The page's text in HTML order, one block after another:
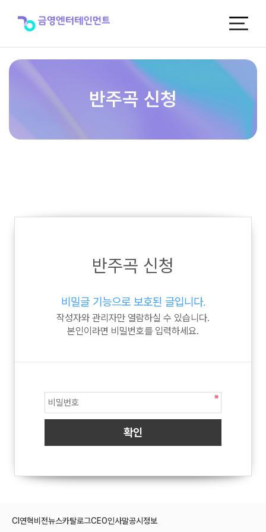
반주곡 신청
반주곡 신청
비밀글 기능으로 보호된 글입니다.
작성자와 관리자만 열람하실 수 있습니다.
본인이라면 비밀번호를 입력하세요.
CI 연혁비전뉴스카탈로그CEO인사말공시정보